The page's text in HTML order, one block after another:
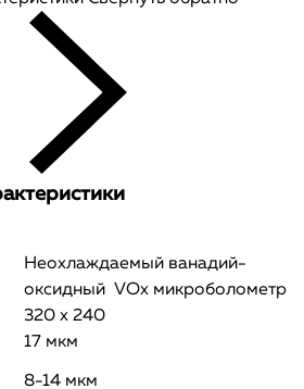
Неохлаждаемый ванадий-
оксидный VOx микроболометр
320 х 240
17 мкм
8-14 мкм